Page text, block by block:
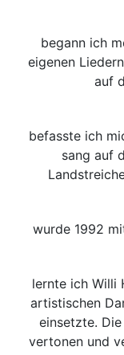
begann ich
eigenen
auf
befasste ich
sang auf
wurde 1992
lernte ich Willi
artistischen
einsetzte.
vertonen und